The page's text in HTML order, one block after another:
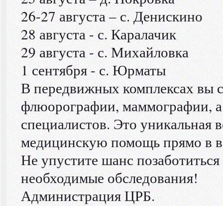
26-27 августа – с. Денискино
28 августа - с. Каралачик
29 августа - с. Михайловка
1 сентября - с. Юрматы
В передвижных комплексах вы
флюорографии, маммографии, а
специалистов. Это уникальная
медицинскую помощь прямо в
Не упустите шанс
необходимые обследования!
Администрация ЦРБ.